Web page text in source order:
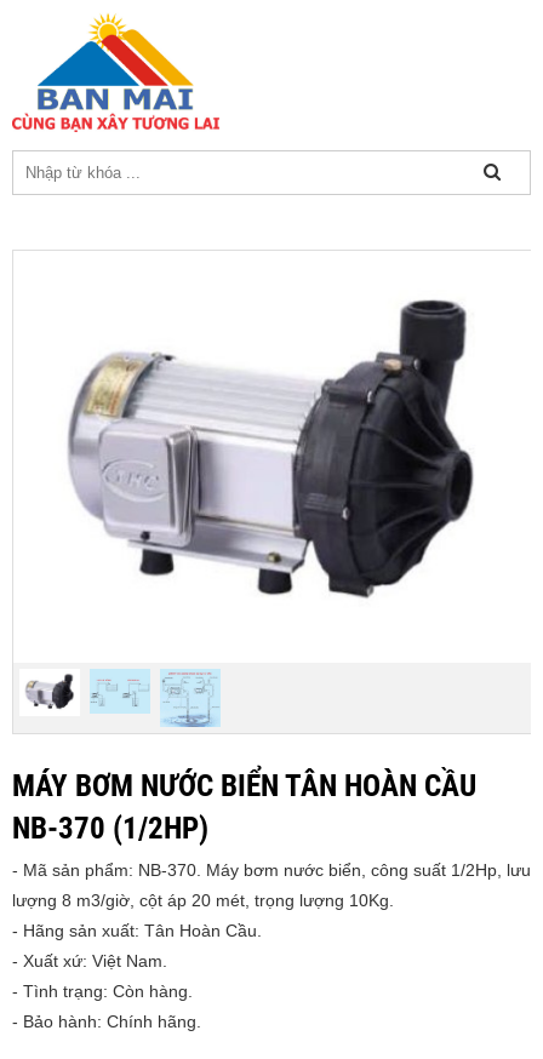
MÁY BƠM NƯỚC BIỂN TÂN HOÀN CẦU
NB-370 (1/2HP)
- Mã sản phẩm: NB-370. Máy bơm nước biển, công suất 1/2Hp, lưu
lượng 8 m3/giờ, cột áp 20 mét, trọng lượng 10Kg.
- Hãng sản xuất: Tân Hoàn Cầu.
- Xuất xứ: Việt Nam.
- Tình trạng: Còn hàng.
- Bảo hành: Chính hãng.